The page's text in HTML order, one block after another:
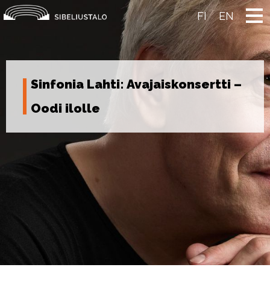
Skip
to
FI EN
Sinfonia Lahti: Avajaiskonsertti –
Oodi ilolle